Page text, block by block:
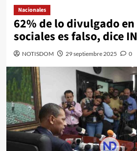
Nacionales
62% de lo divulgado
sociales es falso, dice
NOTISDOM 29 septiembre 2025 0